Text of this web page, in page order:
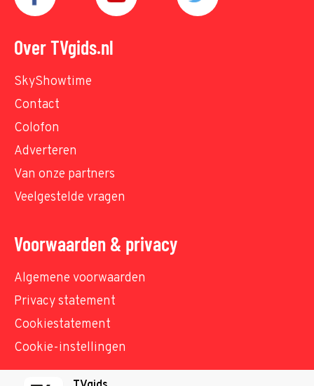
Over TVgids.nl
SkyShowtime
Contact
Colofon
Adverteren
Van onze partners
Veelgestelde vragen
Voorwaarden & privacy
Algemene voorwaarden
Privacy statement
Cookiestatement
Cookie-instellingen